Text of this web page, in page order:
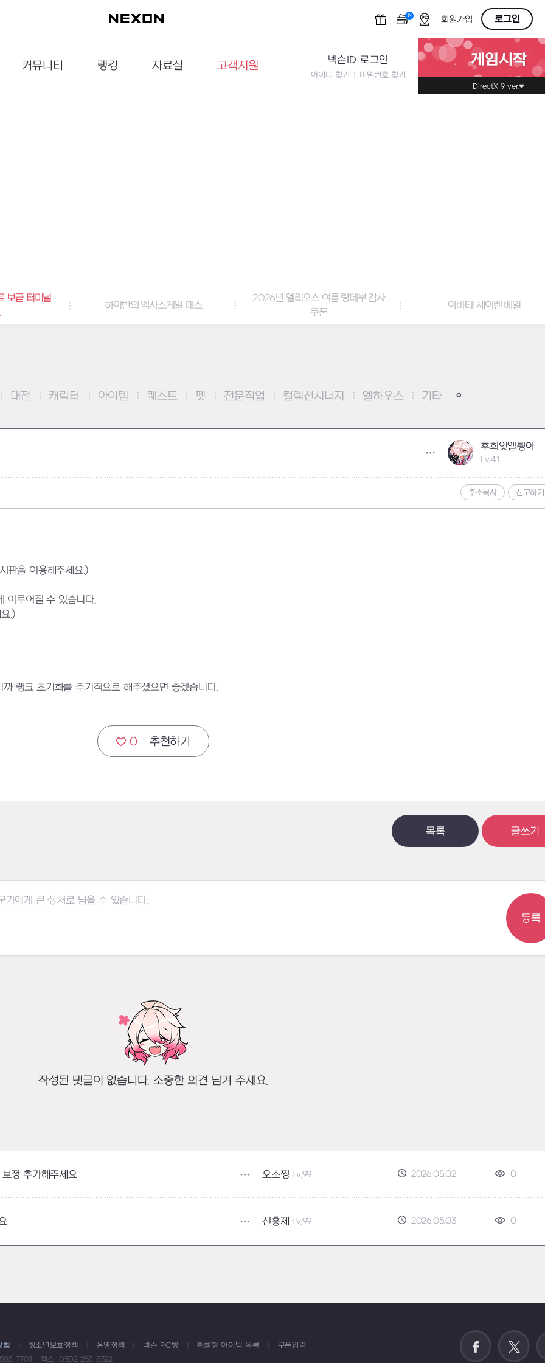
N OFF회원가입 로그인
커뮤니티
이슈게시판
랭킹
던전랭킹
자료실
다운로드
고객지원
문의하기
넥슨ID 로그인
아이디 찾기 비밀번호 찾기
게임시작
DirectX 9 ver.
보급 터미널
하이반의 엑사스케일 패스
2026년 엘리오스 여름 랑데부 감사
쿠폰
아바타: 세이렌 베일
대전 캐릭터 아이템 퀘스트 펫 전문직업 컬렉션시너지 엘하우스 기타
후희잇엘븽아
Lv.41
주소복사 신고하기
판을 이용해주세요.)
이루어질 수 있습니다.
.)
랭크 초기화를 주기적으로 해주셨으면 좋겠습니다.
0 추천하기
목록 글쓰기
등록
작성된 댓글이 없습니다. 소중한 의견 남겨 주세요.
정 추가해주세요 오소찡 Lv.99 2026.05.02 0
신홍제 Lv.99 2026.05.03 0
침 청소년보호정책 운영정책 넥슨 PC방 확률형 아이템 목록
쿠폰입력
7701
팩스 : 0502-258-8322